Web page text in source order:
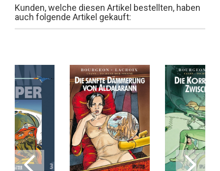
Kunden, welche diesen Artikel bestellten, haben
auch folgende Artikel gekauft: